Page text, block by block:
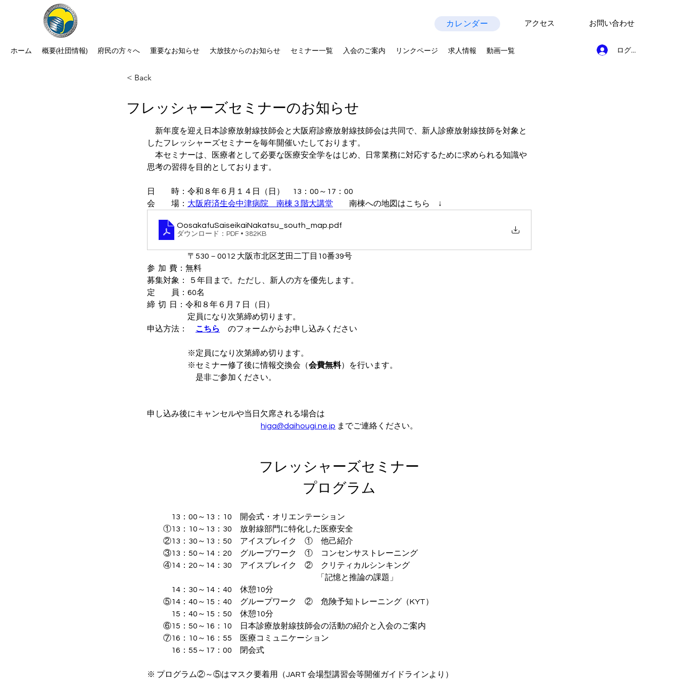
カレンダー アクセス お問い合わせ
ホーム 概要(社団情報) 府民の方々へ 重要なお知らせ 大放技からのお知らせ セミナー一覧 入会のご案内 リンクページ 求人情報 動画一覧 ログイン
< Back
フレッシャーズセミナーのお知らせ
新年度を迎え日本診療放射線技師会と大阪府診療放射線技師会は共同で、新人診療放射線技師を対象と
したフレッシャーズセミナーを毎年開催いたしております。
本セミナーは、医療者として必要な医療安全学をはじめ、日常業務に対応するために求められる知識や
思考の習得を目的としております。
日　　時：令和８年６月１４日（日）　13：00～17：00
会　　場： 大阪府済生会中津病院　南棟３階大講堂 南棟への地図はこちら　↓
OosakafuSaiseikaiNakatsu_south_map .pdf
ダウンロード：PDF • 382KB
〒530－0012 大阪市北区芝田二丁目10番39号
参  加  費：無料
募集対象： ５年目まで。ただし、新人の方を優先します。
定　　員：60名
締  切  日：令和８年６月７日（日）
定員になり次第締め切ります。
申込方法： こちら のフォームからお申し込みください
※定員になり次第締め切ります。
※セミナー修了後に情報交換会（会費無料）を行います。
是非ご参加ください。
申し込み後にキャンセルや当日欠席される場合は
higa@daihougi.ne.jp までご連絡ください。
フレッシャーズセミナー
プログラム
13：00～13：10　開会式・オリエンテーション
①13：10～13：30　放射線部門に特化した医療安全
②13：30～13：50　アイスブレイク　①　他己紹介
③13：50～14：20　グループワーク　①　コンセンサストレーニング
④14：20～14：30　アイスブレイク　②　クリティカルシンキング
「記憶と推論の課題」
14：30～14：40　休憩10分
⑤14：40～15：40　グループワーク　②　危険予知トレーニング（KYT）
15：40～15：50　休憩10分
⑥15：50～16：10　日本診療放射線技師会の活動の紹介と入会のご案内
⑦16：10～16：55　医療コミュニケーション
16：55～17：00　閉会式
※ プログラム②～⑤はマスク要着用（JART 会場型講習会等開催ガイドラインより）